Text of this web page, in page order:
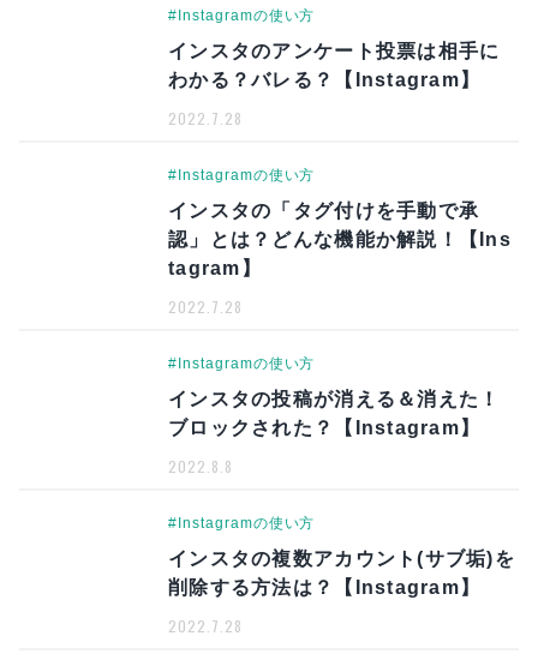
#Instagramの使い方
インスタのアンケート投票は相手に
わかる？バレる？【Instagram】
2022.7.28
#Instagramの使い方
インスタの「タグ付けを手動で承
認」とは？どんな機能か解説！【Ins
tagram】
2022.7.28
#Instagramの使い方
インスタの投稿が消える＆消えた！
ブロックされた？【Instagram】
2022.8.8
#Instagramの使い方
インスタの複数アカウント(サブ垢)を
削除する方法は？【Instagram】
2022.7.28